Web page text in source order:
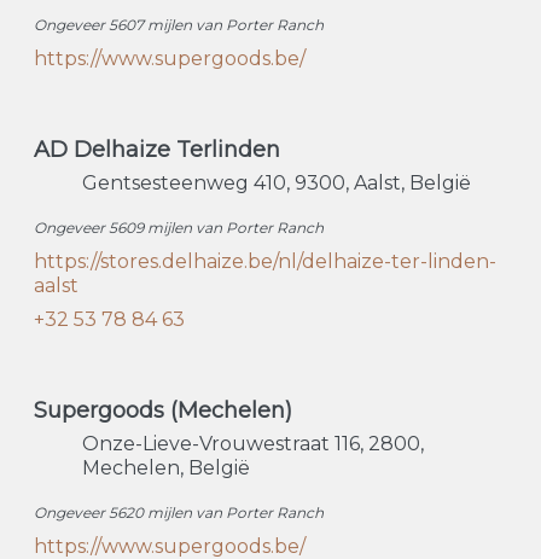
Ongeveer 5607 mijlen van Porter Ranch
https://www.supergoods.be/
AD Delhaize Terlinden
Gentsesteenweg 410 9300 Aalst België
Ongeveer 5609 mijlen van Porter Ranch
https://stores.delhaize.be/nl/delhaize-ter-linden-
aalst
+32 53 78 84 63
Supergoods (Mechelen)
Onze-Lieve-Vrouwestraat 116 2800
Mechelen België
Ongeveer 5620 mijlen van Porter Ranch
https://www.supergoods.be/